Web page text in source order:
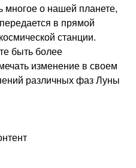
многое о нашей планете,
в прямой
станции.
быть более
изменение в своем
различных фаз Луны